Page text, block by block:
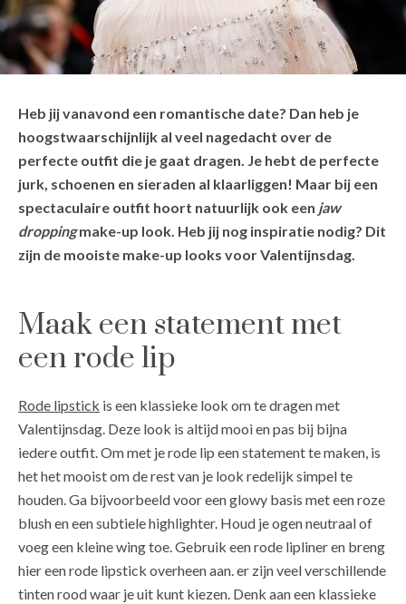
Heb jij vanavond een romantische date? Dan heb je
hoogstwaarschijnlijk al veel nagedacht over de
perfecte outfit die je gaat dragen. Je hebt de perfecte
jurk, schoenen en sieraden al klaarliggen! Maar bij een
spectaculaire outfit hoort natuurlijk ook een jaw
droppingmake-up look. Heb jij nog inspiratie nodig? Dit
zijn de mooiste make-up looks voor Valentijnsdag.
Maak een statement met
een rode lip
Rode lipstick is een klassieke look om te dragen met
Valentijnsdag. Deze look is altijd mooi en pas bij bijna
iedere outfit. Om met je rode lip een statement te maken, is
het het mooist om de rest van je look redelijk simpel te
houden. Ga bijvoorbeeld voor een glowy basis met een roze
blush en een subtiele highlighter. Houd je ogen neutraal of
voeg een kleine wing toe. Gebruik een rode lipliner en breng
hier een rode lipstick overheen aan. er zijn veel verschillende
tinten rood waar je uit kunt kiezen. Denk aan een klassieke